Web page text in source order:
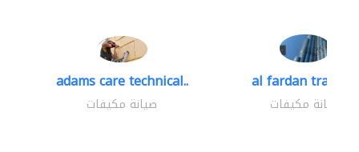
adams care technical..
صيانة مكيفات
al fardan trading..
صيانة مكيفات